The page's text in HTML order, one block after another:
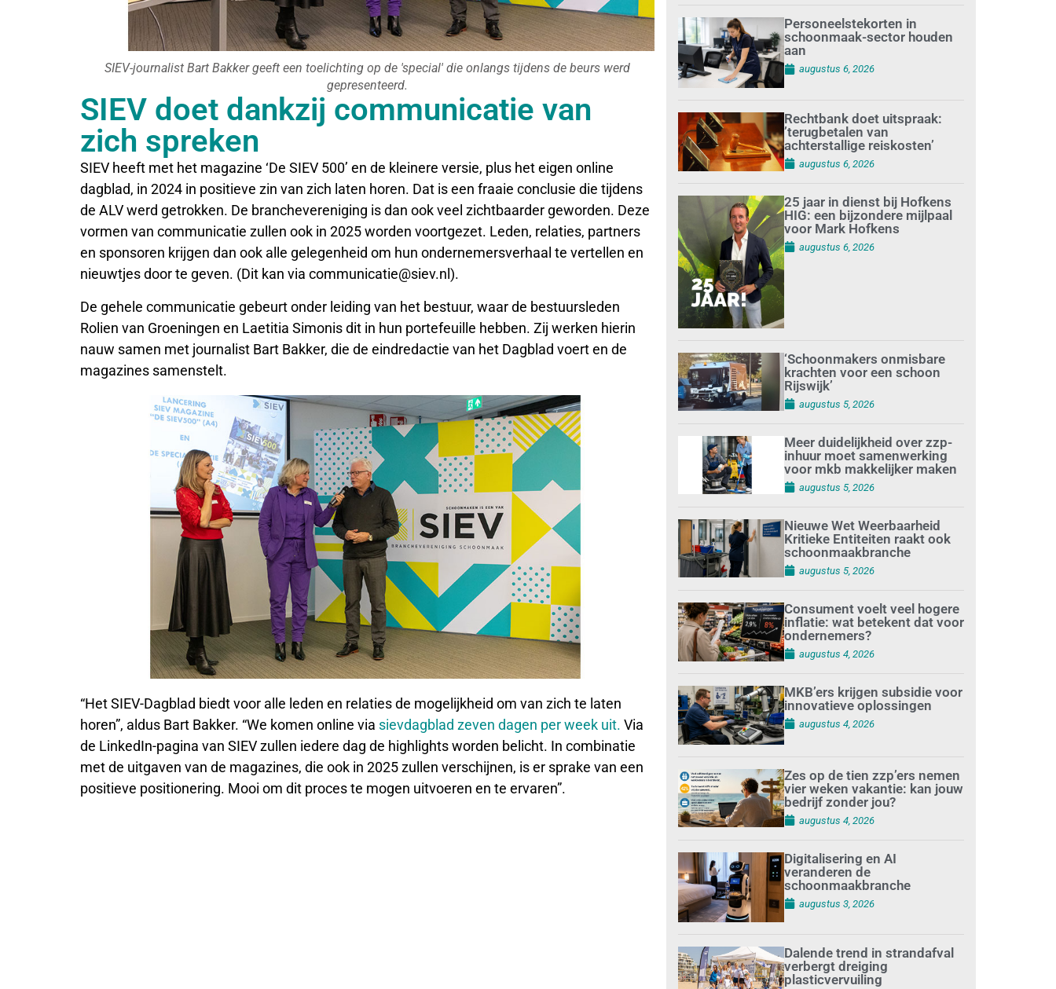
SIEV-journalist Bart Bakker geeft een toelichting op de 'special' die onlangs tijdens de beurs werd
gepresenteerd.
SIEV doet dankzij communicatie van
zich spreken
SIEV heeft met het magazine ‘De SIEV 500’ en de kleinere versie, plus het eigen online
dagblad, in 2024 in positieve zin van zich laten horen. Dat is een fraaie conclusie die tijdens
de ALV werd getrokken. De branchevereniging is dan ook veel zichtbaarder geworden. Deze
vormen van communicatie zullen ook in 2025 worden voortgezet. Leden, relaties, partners
en sponsoren krijgen dan ook alle gelegenheid om hun ondernemersverhaal te vertellen en
nieuwtjes door te geven. (Dit kan via communicatie@siev.nl).
De gehele communicatie gebeurt onder leiding van het bestuur, waar de bestuursleden
Rolien van Groeningen en Laetitia Simonis dit in hun portefeuille hebben. Zij werken hierin
nauw samen met journalist Bart Bakker, die de eindredactie van het Dagblad voert en de
magazines samenstelt.
“Het SIEV-Dagblad biedt voor alle leden en relaties de mogelijkheid om van zich te laten
horen”, aldus Bart Bakker. “We komen online via sievdagblad zeven dagen per week uit. Via
de LinkedIn-pagina van SIEV zullen iedere dag de highlights worden belicht. In combinatie
met de uitgaven van de magazines, die ook in 2025 zullen verschijnen, is er sprake van een
positieve positionering. Mooi om dit proces te mogen uitvoeren en te ervaren”.
Personeelstekorten in
schoonmaak-sector houden
aan
augustus 6, 2026
Rechtbank doet uitspraak:
’terugbetalen van
achterstallige reiskosten’
augustus 6, 2026
25 jaar in dienst bij Hofkens
HIG: een bijzondere mijlpaal
voor Mark Hofkens
augustus 6, 2026
‘Schoonmakers onmisbare
krachten voor een schoon
Rijswijk’
augustus 5, 2026
Meer duidelijkheid over zzp-
inhuur moet samenwerking
voor mkb makkelijker maken
augustus 5, 2026
Nieuwe Wet Weerbaarheid
Kritieke Entiteiten raakt ook
schoonmaakbranche
augustus 5, 2026
Consument voelt veel hogere
inflatie: wat betekent dat voor
ondernemers?
augustus 4, 2026
MKB’ers krijgen subsidie voor
innovatieve oplossingen
augustus 4, 2026
Zes op de tien zzp’ers nemen
vier weken vakantie: kan jouw
bedrijf zonder jou?
augustus 4, 2026
Digitalisering en AI
veranderen de
schoonmaakbranche
augustus 3, 2026
Dalende trend in strandafval
verbergt dreiging
plasticvervuiling